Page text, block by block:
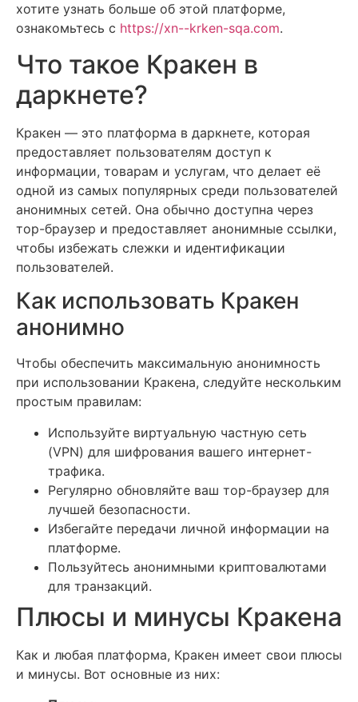
хотите узнать больше об этой платформе,
ознакомьтесь с https://xn--krken-sqa.com.
Что такое Кракен в
даркнете?
Кракен — это платформа в даркнете, которая
предоставляет пользователям доступ к
информации, товарам и услугам, что делает её
одной из самых популярных среди пользователей
анонимных сетей. Она обычно доступна через
тор-браузер и предоставляет анонимные ссылки,
чтобы избежать слежки и идентификации
пользователей.
Как использовать Кракен
анонимно
Чтобы обеспечить максимальную анонимность
при использовании Кракена, следуйте нескольким
простым правилам:
Используйте виртуальную частную сеть
(VPN) для шифрования вашего интернет-
трафика.
Регулярно обновляйте ваш тор-браузер для
лучшей безопасности.
Избегайте передачи личной информации на
платформе.
Пользуйтесь анонимными криптовалютами
для транзакций.
Плюсы и минусы Кракена
Как и любая платформа, Кракен имеет свои плюсы
и минусы. Вот основные из них: